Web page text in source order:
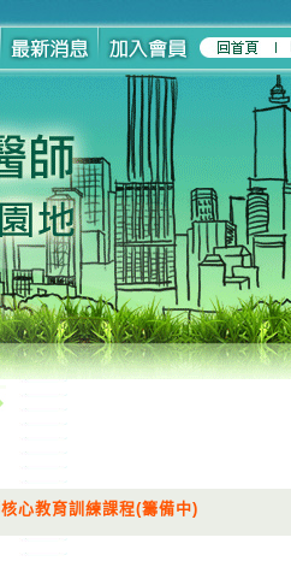
心教育訓練課程(籌備中)